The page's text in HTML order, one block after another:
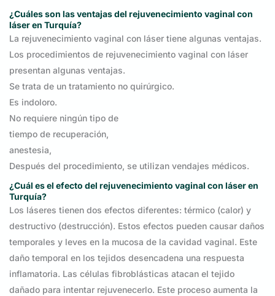
¿Cuáles son las ventajas del rejuvenecimiento vaginal con
láser en Turquía?
La rejuvenecimiento vaginal con láser tiene algunas ventajas.
Los procedimientos de rejuvenecimiento vaginal con láser
presentan algunas ventajas.
Se trata de un tratamiento no quirúrgico.
Es indoloro.
No requiere ningún tipo de
tiempo de recuperación,
anestesia,
Después del procedimiento, se utilizan vendajes médicos.
¿Cuál es el efecto del rejuvenecimiento vaginal con láser en
Turquía?
Los láseres tienen dos efectos diferentes: térmico (calor) y
destructivo (destrucción). Estos efectos pueden causar daños
temporales y leves en la mucosa de la cavidad vaginal. Este
daño temporal en los tejidos desencadena una respuesta
inflamatoria. Las células fibroblásticas atacan el tejido
dañado para intentar rejuvenecerlo. Este proceso aumenta la